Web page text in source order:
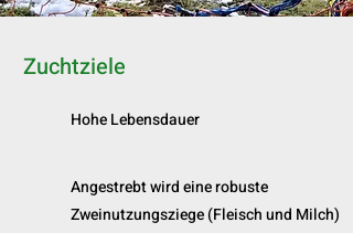
Zuchtziele
Hohe Lebensdauer
Angestrebt wird eine robuste
Zweinutzungsziege (Fleisch und Milch)